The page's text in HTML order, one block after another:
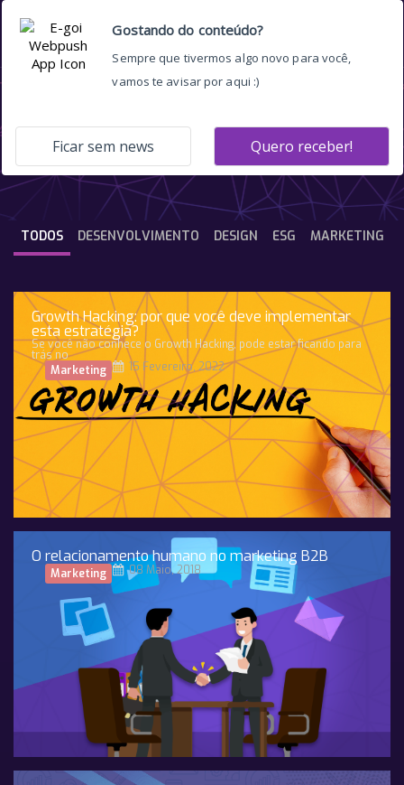
Business to business
DESENVOLVIMENTO DESIGN ESG MARKETING
TODOS
Growth Hacking: por que você deve implementar
esta estratégia?
Se você não conhece o Growth Hacking, pode estar ficando para
trás no
Marketing
15 Fevereiro, 2022
O relacionamento humano no marketing B2B
Marketing 08 Maio, 2018